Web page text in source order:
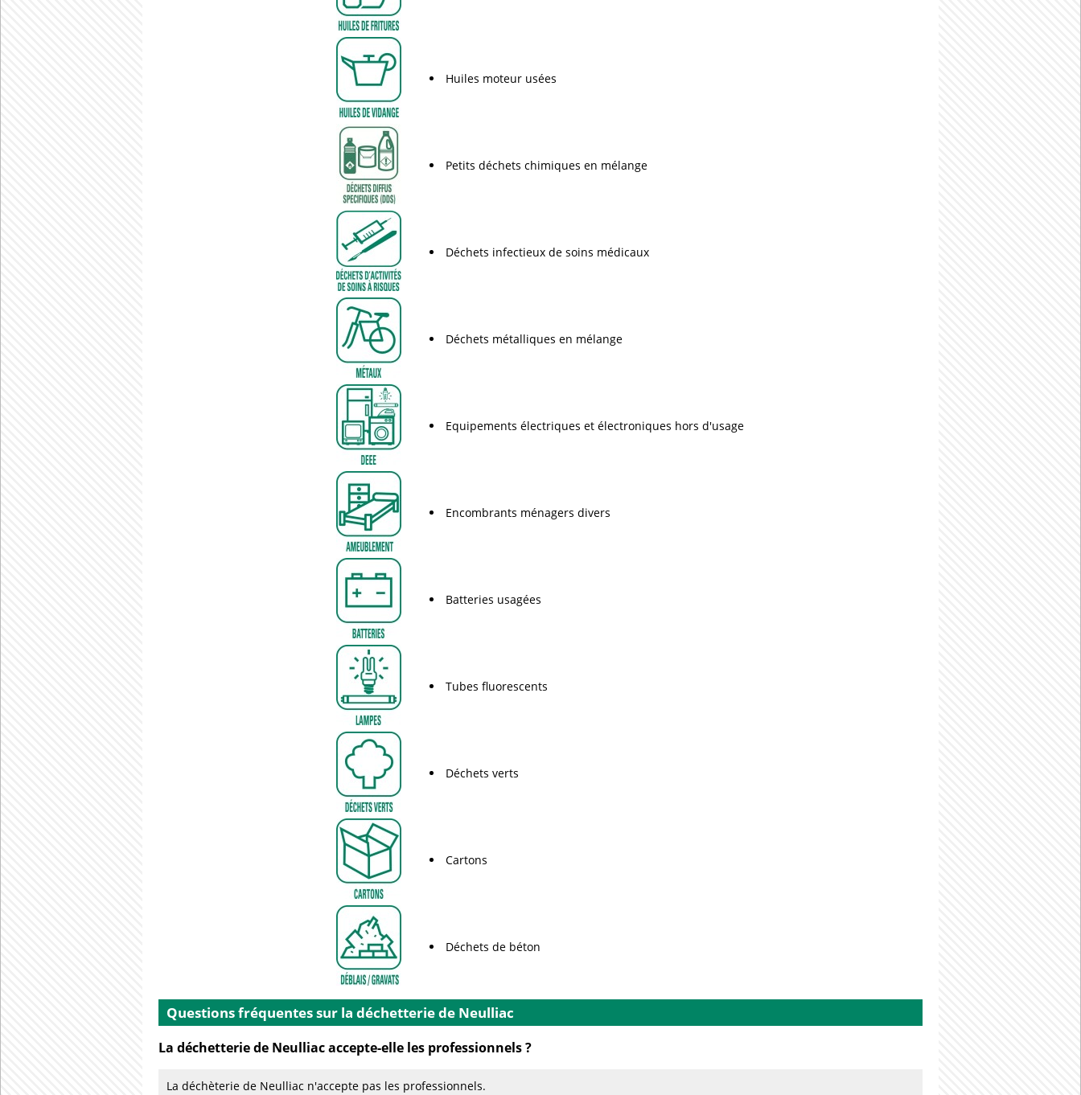
Huiles moteur usées
Petits déchets chimiques en mélange
Déchets infectieux de soins médicaux
Déchets métalliques en mélange
Equipements électriques et électroniques hors d'usage
Encombrants ménagers divers
Batteries usagées
Tubes fluorescents
Déchets verts
Cartons
Déchets de béton
Questions fréquentes sur la déchetterie de Neulliac
La déchetterie de Neulliac accepte-elle les professionnels ?
La déchèterie de Neulliac n'accepte pas les professionnels.